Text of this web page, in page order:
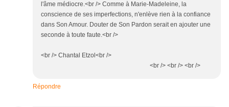
l'âme médiocre.<br /> Comme à Marie-Madeleine, la
conscience de ses imperfections, n'enlève rien à la confiance
dans Son Amour. Douter de Son Pardon serait en ajouter une
seconde à toute faute.<br />
<br /> Chantal Etzol<br />
<br /> <br /> <br />
Répondre